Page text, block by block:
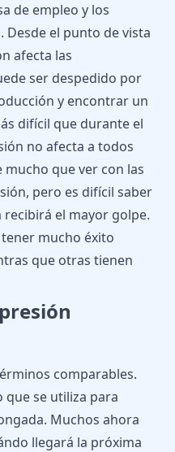
de empleo y los
Desde el punto de vista
afecta las
ser despedido por
y encontrar un
difícil que durante el
no afecta a todos
que ver con las
pero es difícil saber
el mayor golpe.
mucho éxito
que otras tienen
comparables.
que se utiliza para
Muchos ahora
llegará la próxima